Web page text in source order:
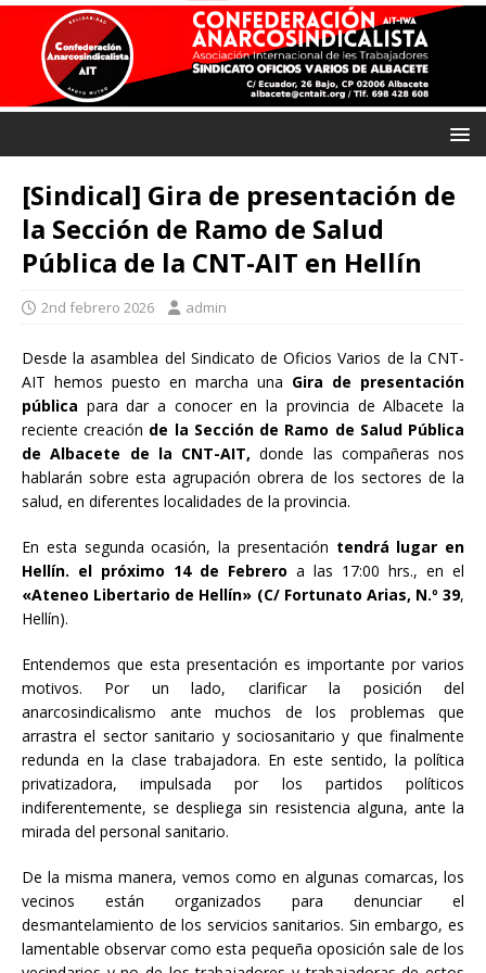
[Sindical] Gira de presentación de
la Sección de Ramo de Salud
Pública de la CNT-AIT en Hellín
2nd febrero 2026 admin
Desde la asamblea del Sindicato de Oficios Varios de la CNT-
AIT hemos puesto en marcha una Gira de presentación
pública para dar a conocer en la provincia de Albacete la
reciente creación de la Sección de Ramo de Salud Pública
de Albacete de la CNT-AIT, donde las compañeras nos
hablarán sobre esta agrupación obrera de los sectores de la
salud, en diferentes localidades de la provincia.
En esta segunda ocasión, la presentación tendrá lugar en
Hellín. el próximo 14 de Febrero a las 17:00 hrs., en el
«Ateneo Libertario de Hellín» (C/ Fortunato Arias, N.º 39,
Hellín).
Entendemos que esta presentación es importante por varios
motivos. Por un lado, clarificar la posición del
anarcosindicalismo ante muchos de los problemas que
arrastra el sector sanitario y sociosanitario y que finalmente
redunda en la clase trabajadora. En este sentido, la política
privatizadora, impulsada por los partidos políticos
indiferentemente, se despliega sin resistencia alguna, ante la
mirada del personal sanitario.
De la misma manera, vemos como en algunas comarcas, los
vecinos están organizados para denunciar el
desmantelamiento de los servicios sanitarios. Sin embargo, es
lamentable observar como esta pequeña oposición sale de los